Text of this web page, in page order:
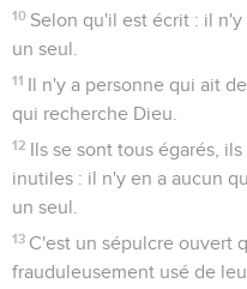
10 Selon qu'il est écrit : il
un seul.
11 Il n'y a personne qui ait
qui recherche Dieu.
12 Ils se sont tous égarés,
inutiles : il n'y en a aucun
un seul.
13 C'est un sépulcre ouvert
frauduleusement usé de